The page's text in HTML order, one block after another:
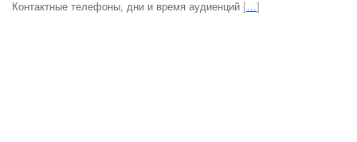
Контактные телефоны, дни и время аудиенций […]